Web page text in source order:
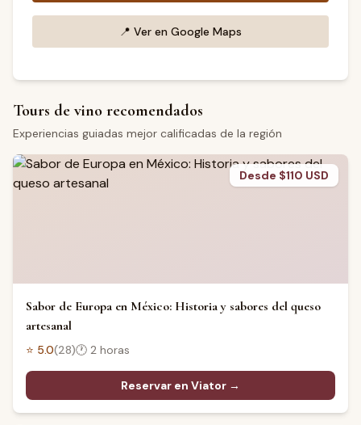
📍 Ver en Google Maps
Tours de vino recomendados
Experiencias guiadas mejor calificadas de la región
Desde $110 USD
Sabor de Europa en México: Historia y sabores del queso
artesanal
⭐ 5.0(28)🕐 2 horas
Reservar en Viator →